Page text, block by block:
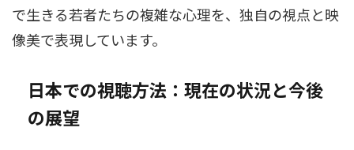
で生きる若者たちの複雑な心理を、独自の視点と映
像美で表現しています。
日本での視聴方法：現在の状況と今後
の展望